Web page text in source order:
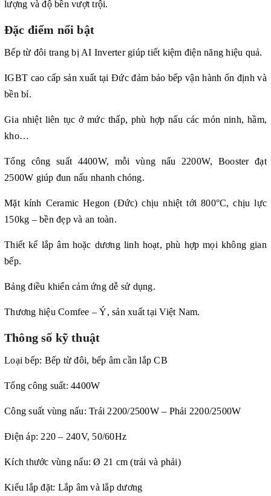
lượng và độ bền vượt trội.
Đặc điểm nổi bật
Bếp từ đôi trang bị AI Inverter giúp tiết kiệm điện năng hiệu quả.
IGBT cao cấp sản xuất tại Đức đảm bảo bếp vận hành ổn định và
bền bỉ.
Gia nhiệt liên tục ở mức thấp, phù hợp nấu các món ninh, hầm,
kho…
Tổng công suất 4400W, mỗi vùng nấu 2200W, Booster đạt
2500W giúp đun nấu nhanh chóng.
Mặt kính Ceramic Hegon (Đức) chịu nhiệt tới 800°C, chịu lực
150kg – bền đẹp và an toàn.
Thiết kế lắp âm hoặc dương linh hoạt, phù hợp mọi không gian
bếp.
Bảng điều khiển cảm ứng dễ sử dụng.
Thương hiệu Comfee – Ý, sản xuất tại Việt Nam.
Thông số kỹ thuật
Loại bếp: Bếp từ đôi, bếp âm cần lắp CB
Tổng công suất: 4400W
Công suất vùng nấu: Trái 2200/2500W – Phải 2200/2500W
Điện áp: 220 – 240V, 50/60Hz
Kích thước vùng nấu: Ø 21 cm (trái và phải)
Kiểu lắp đặt: Lắp âm và lắp dương